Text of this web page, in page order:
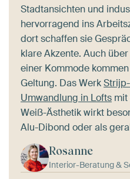
Stadtansichten und
hervorragend ins
dort schaffen sie
klare Akzente. Auch
einer Kommode
Geltung. Das Werk
Umwandlung in Lofts mit
Weiß-Ästhetik wirkt
Alu-Dibond oder als
Rosanne
Interior-Beratung &